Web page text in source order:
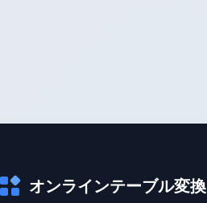
オンラインテーブル変換